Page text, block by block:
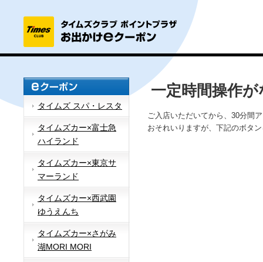
タイムズ スパ・レスタ
タイムズカー×富士急
ハイランド
タイムズカー×東京サ
マーランド
タイムズカー×西武園
ゆうえんち
タイムズカー×さがみ
湖MORI MORI
一定時間操作
ご入店いただいてから、30分間
おそれいりますが、下記のボタ